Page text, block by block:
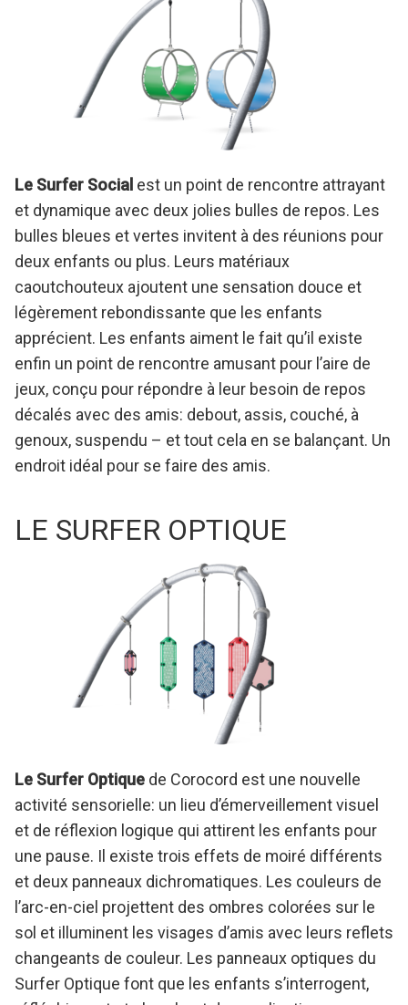
Le Surfer Social est un point de rencontre attrayant
et dynamique avec deux jolies bulles de repos. Les
bulles bleues et vertes invitent à des réunions pour
deux enfants ou plus. Leurs matériaux
caoutchouteux ajoutent une sensation douce et
légèrement rebondissante que les enfants
apprécient. Les enfants aiment le fait qu’il existe
enfin un point de rencontre amusant pour l’aire de
jeux, conçu pour répondre à leur besoin de repos
décalés avec des amis: debout, assis, couché, à
genoux, suspendu – et tout cela en se balançant. Un
endroit idéal pour se faire des amis.
LE SURFER OPTIQUE
Le Surfer Optique de Corocord est une nouvelle
activité sensorielle: un lieu d’émerveillement visuel
et de réflexion logique qui attirent les enfants pour
une pause. Il existe trois effets de moiré différents
et deux panneaux dichromatiques. Les couleurs de
l’arc-en-ciel projettent des ombres colorées sur le
sol et illuminent les visages d’amis avec leurs reflets
changeants de couleur. Les panneaux optiques du
Surfer Optique font que les enfants s’interrogent,